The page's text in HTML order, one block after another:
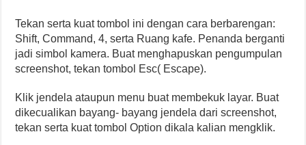
Tekan serta kuat tombol ini dengan cara berbarengan:
Shift, Command, 4, serta Ruang kafe. Penanda berganti
jadi simbol kamera. Buat menghapuskan pengumpulan
screenshot, tekan tombol Esc( Escape).
Klik jendela ataupun menu buat membekuk layar. Buat
dikecualikan bayang- bayang jendela dari screenshot,
tekan serta kuat tombol Option dikala kalian mengklik.